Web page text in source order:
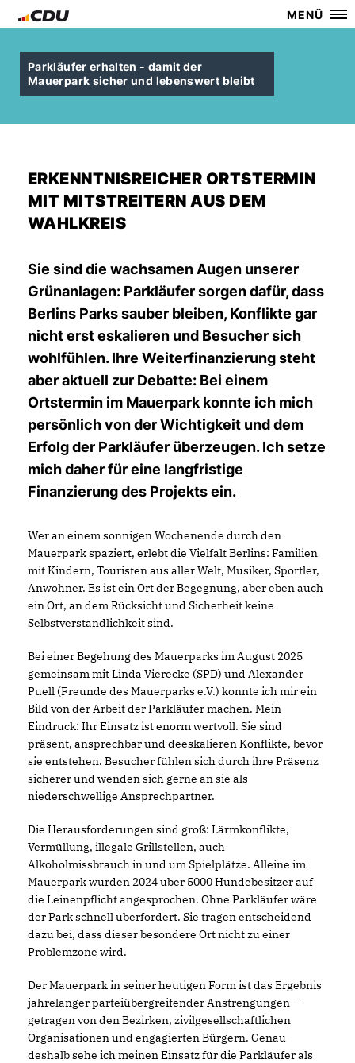
MENÜ
Parkläufer erhalten - damit der
Mauerpark sicher und lebenswert bleibt
ERKENNTNISREICHER ORTSTERMIN
MIT MITSTREITERN AUS DEM
WAHLKREIS
Sie sind die wachsamen Augen unserer
Grünanlagen: Parkläufer sorgen dafür, dass
Berlins Parks sauber bleiben, Konflikte gar
nicht erst eskalieren und Besucher sich
wohlfühlen. Ihre Weiterfinanzierung steht
aber aktuell zur Debatte: Bei einem
Ortstermin im Mauerpark konnte ich mich
persönlich von der Wichtigkeit und dem
Erfolg der Parkläufer überzeugen. Ich setze
mich daher für eine langfristige
Finanzierung des Projekts ein.
Wer an einem sonnigen Wochenende durch den
Mauerpark spaziert, erlebt die Vielfalt Berlins: Familien
mit Kindern, Touristen aus aller Welt, Musiker, Sportler,
Anwohner. Es ist ein Ort der Begegnung, aber eben auch
ein Ort, an dem Rücksicht und Sicherheit keine
Selbstverständlichkeit sind.
Bei einer Begehung des Mauerparks im August 2025
gemeinsam mit Linda Vierecke (SPD) und Alexander
Puell (Freunde des Mauerparks e.V.) konnte ich mir ein
Bild von der Arbeit der Parkläufer machen. Mein
Eindruck: Ihr Einsatz ist enorm wertvoll. Sie sind
präsent, ansprechbar und deeskalieren Konflikte, bevor
sie entstehen. Besucher fühlen sich durch ihre Präsenz
sicherer und wenden sich gerne an sie als
niederschwellige Ansprechpartner.
Die Herausforderungen sind groß: Lärmkonflikte,
Vermüllung, illegale Grillstellen, auch
Alkoholmissbrauch in und um Spielplätze. Alleine im
Mauerpark wurden 2024 über 5000 Hundebesitzer auf
die Leinenpflicht angesprochen. Ohne Parkläufer wäre
der Park schnell überfordert. Sie tragen entscheidend
dazu bei, dass dieser besondere Ort nicht zu einer
Problemzone wird.
Der Mauerpark in seiner heutigen Form ist das Ergebnis
jahrelanger parteiübergreifender Anstrengungen –
getragen von den Bezirken, zivilgesellschaftlichen
Organisationen und engagierten Bürgern. Genau
deshalb sehe ich meinen Einsatz für die Parkläufer als